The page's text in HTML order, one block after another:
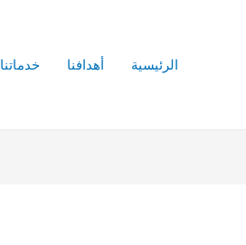
الرئيسية أهدافنا خدماتنا